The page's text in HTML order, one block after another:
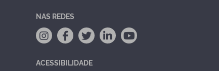
NAS REDES
ACESSIBILIDADE